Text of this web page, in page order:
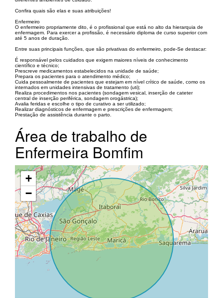
Confira quais são elas e suas atribuições!
Enfermeiro
O enfermeiro propriamente dito, é o profissional que está no alto da hierarquia de
enfermagem. Para exercer a profissão, é necessário diploma de curso superior com
até 5 anos de duração.
Entre suas principais funções, que são privativas do enfermeiro, pode-Se destacar:
É responsável pelos cuidados que exigem maiores níveis de conhecimento
científico e técnico;
Prescreve medicamentos estabelecidos na unidade de saúde;
Prepara os pacientes para o atendimento médico;
Cuida pessoalmente de pacientes que estejam em nível crítico de saúde, como os
internados em unidades intensivas de tratamento (uti);
Realiza procedimentos nos pacientes (sondagem vesical, inserção de cateter
central de inserção periférica, sondagem orogástrica);
Avalia feridas e escolhe o tipo de curativo a ser utilizado;
Realizar diagnósticos de enfermagem e prescrições de enfermagem;
Prestação de assistência durante o parto.
Área de trabalho de
Enfermeira Bomfim
+
−